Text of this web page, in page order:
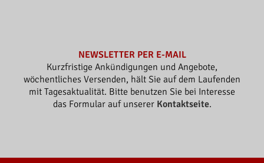
NEWSLETTER PER E-MAIL
Kurzfristige Ankündigungen und Angebote,
wöchentliches Versenden, hält Sie auf dem Laufenden
mit Tagesaktualität. Bitte benutzen Sie bei Interesse
das Formular auf unserer Kontaktseite.